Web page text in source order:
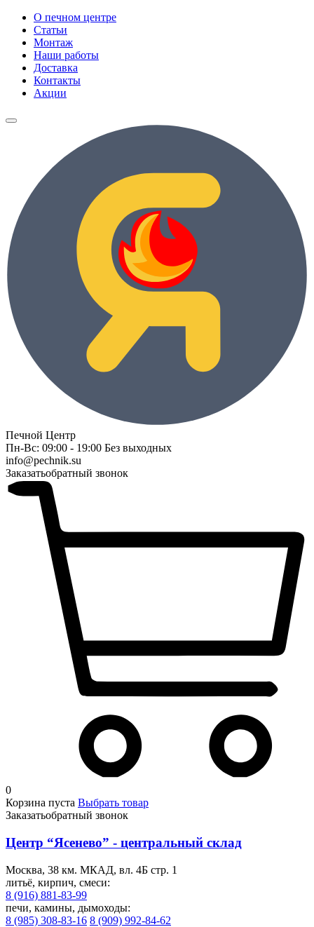
О печном центре
Статьи
Монтаж
Наши работы
Доставка
Контакты
Акции
Печной Центр
Пн-Вс: 09:00 - 19:00 Без выходных
info@pechnik.su
Заказатьобратный звонок
0
Корзина пуста Выбрать товар
Заказатьобратный звонок
Центр “Ясенево” - центральный склад
Москва, 38 км. МКАД, вл. 4Б стр. 1
литьё, кирпич, смеси:
8 (916) 881-83-99
печи, камины, дымоходы:
8 (985) 308-83-16 8 (909) 992-84-62